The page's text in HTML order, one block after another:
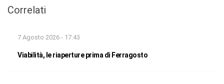
Correlati
7 Agosto 2026 - 17:43
Viabilità, le riaperture prima di Ferragosto